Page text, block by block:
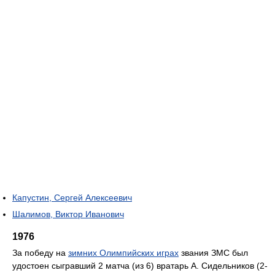
Капустин, Сергей Алексеевич
Шалимов, Виктор Иванович
1976
За победу на зимних Олимпийских играх звания ЗМС был
удостоен сыгравший 2 матча (из 6) вратарь А. Сидельников (2-